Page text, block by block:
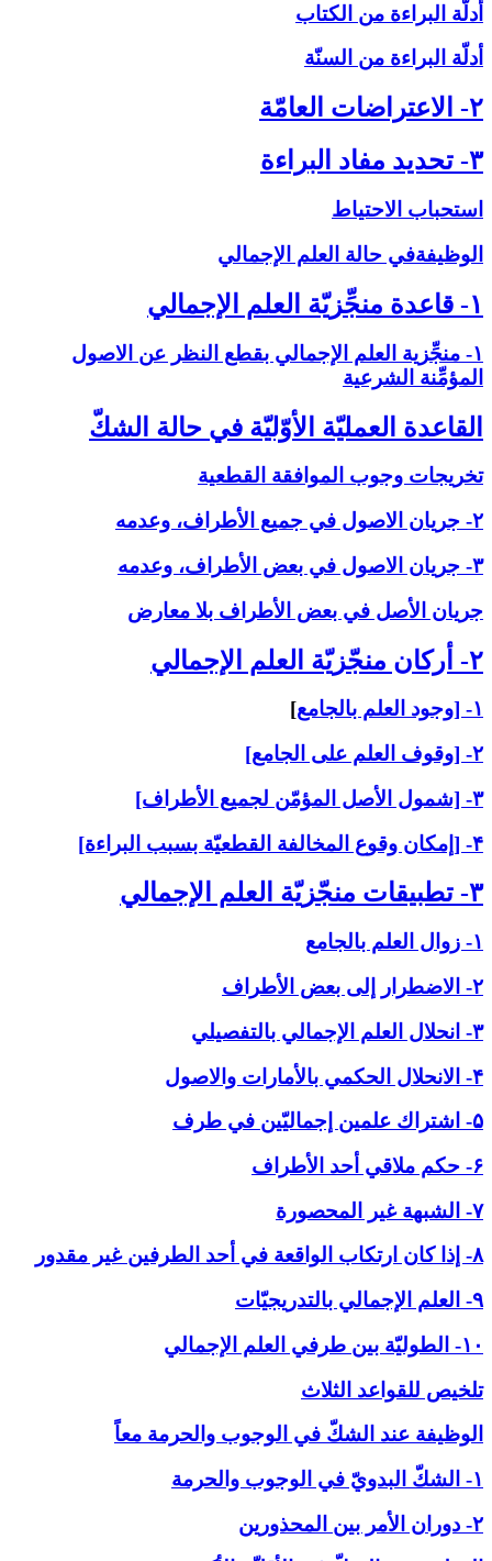
أدلّة البراءة من الكتاب
أدلّة البراءة من السنّة
۲- الاعتراضات العامّة
۳- تحديد مفاد البراءة
استحباب الاحتياط
الوظيفةفي حالة العلم الإجمالي‏
۱- قاعدة منجِّزيّة العلم الإجمالي‏
۱- منجِّزية العلم الإجمالي بقطع النظر عن الاصول
المؤمِّنة الشرعية
القاعدة العمليّة الأوّليّة في حالة الشكّ‏
تخريجات وجوب الموافقة القطعية
۲- جريان الاصول في جميع الأطراف، وعدمه
۳- جريان الاصول في بعض الأطراف، وعدمه
جريان الأصل في بعض الأطراف بلا معارض
۲- أركان منجّزيّة العلم الإجمالي‏
۱- [وجود العلم بالجامع
]
۲- [وقوف العلم على الجامع]
۳- [شمول الأصل المؤمّن لجميع الأطراف]
۴- [إمكان وقوع المخالفة القطعيّة بسبب البراءة]
۳- تطبيقات منجّزيّة العلم الإجمالي‏
۱- زوال العلم بالجامع
۲- الاضطرار إلى بعض الأطراف
۳- انحلال العلم الإجمالي بالتفصيلي
۴- الانحلال الحكمي بالأمارات والاصول
۵- اشتراك علمين إجماليّين في طرف
۶- حكم ملاقي أحد الأطراف
۷- الشبهة غير المحصورة
۸- إذا كان ارتكاب الواقعة في أحد الطرفين غير مقدور
۹- العلم الإجمالي بالتدريجيّات
۱۰- الطوليّة بين طرفي العلم الإجمالي
تلخيص للقواعد الثلاث
الوظيفة عند الشكّ في ‏الوجوب والحرمة معاً
۱- الشكّ البدويّ في الوجوب والحرمة
۲- دوران الأمر بين المحذورين